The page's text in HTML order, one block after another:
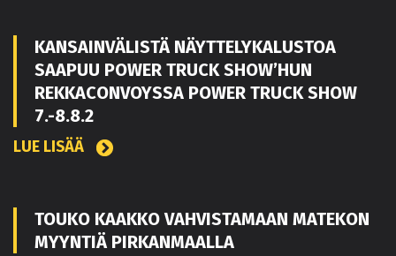
KANSAINVÄLISTÄ NÄYTTELYKALUSTOA
SAAPUU POWER TRUCK SHOW’HUN
REKKACONVOYSSA POWER TRUCK SHOW
7.-8.8.2
LUE LISÄÄ
TOUKO KAAKKO VAHVISTAMAAN MATEKON
MYYNTIÄ PIRKANMAALLA